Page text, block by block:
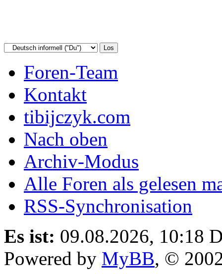
Foren-Team
Kontakt
tibijczyk.com
Nach oben
Archiv-Modus
Alle Foren als gelesen
RSS-Synchronisation
Es ist: 09.08.2026, 10:18
Powered by MyBB, ©